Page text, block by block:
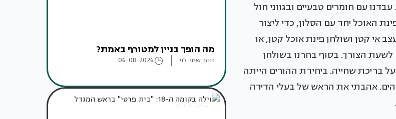
עם חומרים טבעיים ובגווני חול
האוכל יחד עם הסלון, כדי ליצור
אי קטן ושולחן פינת אוכל קטן, או
אי במטבח לשעת הצורך. בסוף בחרנו בשולחן
בריכת שחייה. ביחידת ההורים הייתה
אהבתי את הראש של בעלי הדירה
מה הופך בניין למטורף באמת?
זוהר שחר לוי 06-08-2026
עיצוב בתים